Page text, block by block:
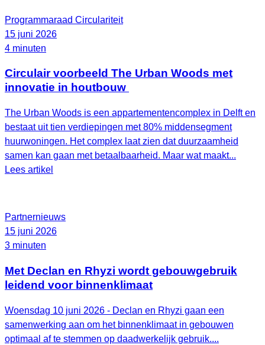
Programmaraad Circulariteit
15 juni 2026
4 minuten
Circulair voorbeeld The Urban Woods met
innovatie in houtbouw
The Urban Woods is een appartementencomplex in Delft en
bestaat uit tien verdiepingen met 80% middensegment
huurwoningen. Het complex laat zien dat duurzaamheid
samen kan gaan met betaalbaarheid. Maar wat maakt...
Lees artikel
Partnernieuws
15 juni 2026
3 minuten
Met Declan en Rhyzi wordt gebouwgebruik
leidend voor binnenklimaat
Woensdag 10 juni 2026 - Declan en Rhyzi gaan een
samenwerking aan om het binnenklimaat in gebouwen
optimaal af te stemmen op daadwerkelijk gebruik....